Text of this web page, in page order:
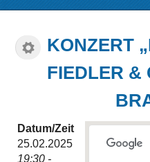
KONZERT
FIEDLER &
Datum/Zeit
25.02.2025
19:30 -